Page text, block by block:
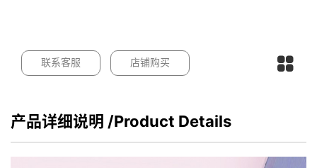
联系客服 店铺购买
产品详细说明 /Product Details